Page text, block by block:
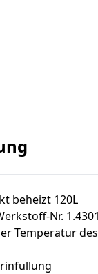
beheizt 120L
Nr. 1.4301
Temperatur